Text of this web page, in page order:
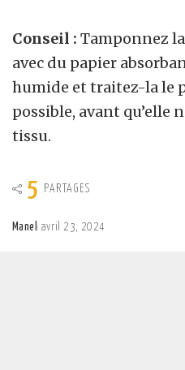
Conseil : Tamponnez
avec du papier
humide et traitez-la le
possible, avant qu’elle
tissu.
5 PARTAGES
Manel avril 23, 2024